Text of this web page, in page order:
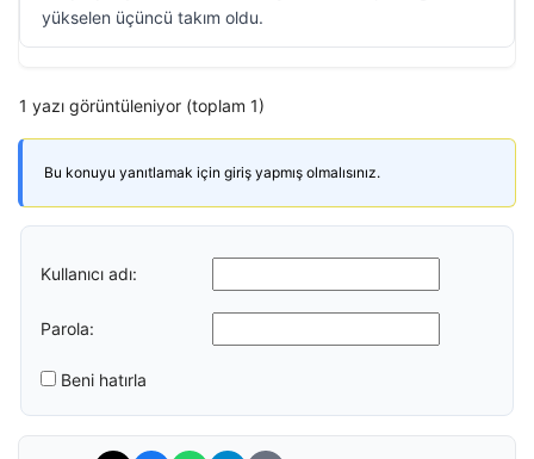
yükselen üçüncü takım oldu.
1 yazı görüntüleniyor (toplam 1)
Bu konuyu yanıtlamak için giriş yapmış olmalısınız.
Kullanıcı adı:
Parola:
Beni hatırla